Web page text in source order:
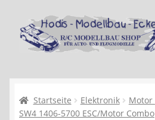
Zur
Navigation
springen
Zum
Inhalt
springen
KasseStartseite Elektronik Motor
SW4 1406-5700 ESC/Motor Combo